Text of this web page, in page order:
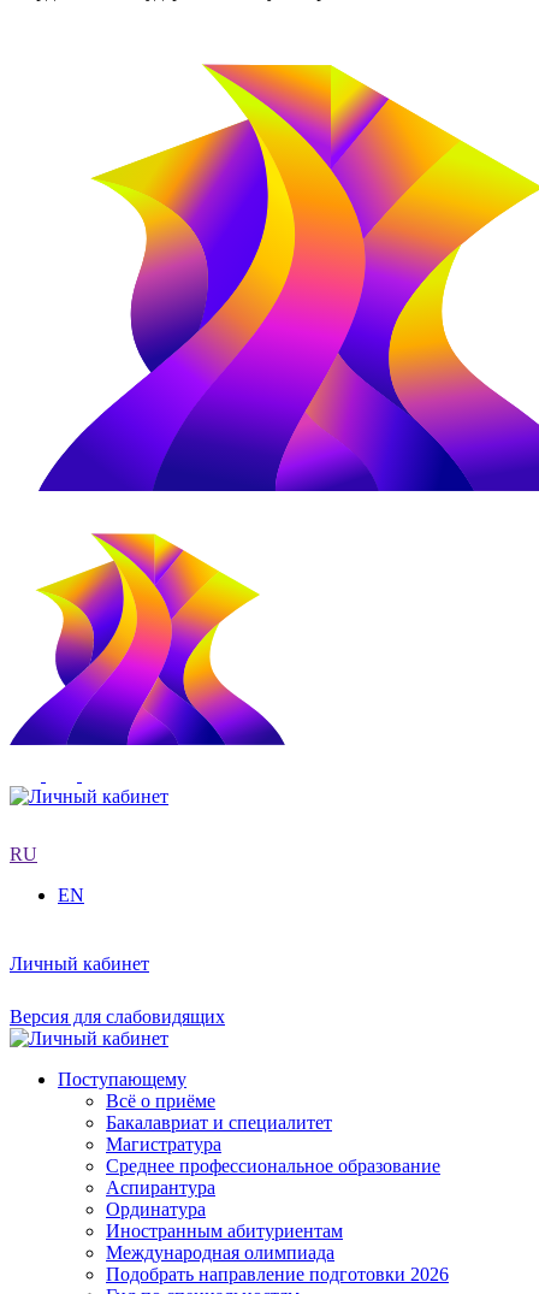
RU
EN
Личный кабинет
Версия для слабовидящих
Поступающему
Всё о приёме
Бакалавриат и специалитет
Магистратура
Среднее профессиональное образование
Аспирантура
Ординатура
Иностранным абитуриентам
Международная олимпиада
Подобрать направление подготовки 2026